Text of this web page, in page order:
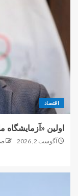
اقتصاد
اولین
آگوست 2, 2026